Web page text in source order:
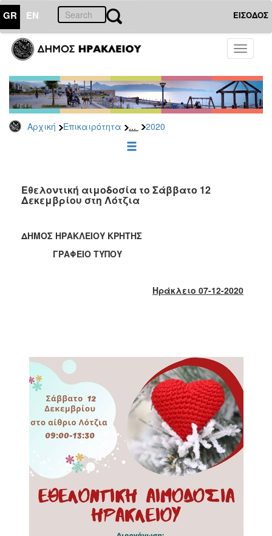
GR EN ΕΙΣΟΔΟΣ
Toggle
Αρχική Επικαιρότητα ... 2020
ΕΠΙΚΑΙΡΟΤΗΤΑ
Τύπου
Αρχείο
2026
2025
2022
2021
2019
2018
2011
2006
ΔΗΜΟΤΗΣ
ΕΠΙΣΚΕΠΤΗΣ
Εθελοντική αιμοδοσία το Σάββατο 12
Δεκεμβρίου στη Λότζια
ΔΗΜΟΣ ΗΡΑΚΛΕΙΟΥ ΚΡΗΤΗΣ
ΓΡΑΦΕΙΟ ΤΥΠΟΥ
Ηράκλειο 07-12-2020